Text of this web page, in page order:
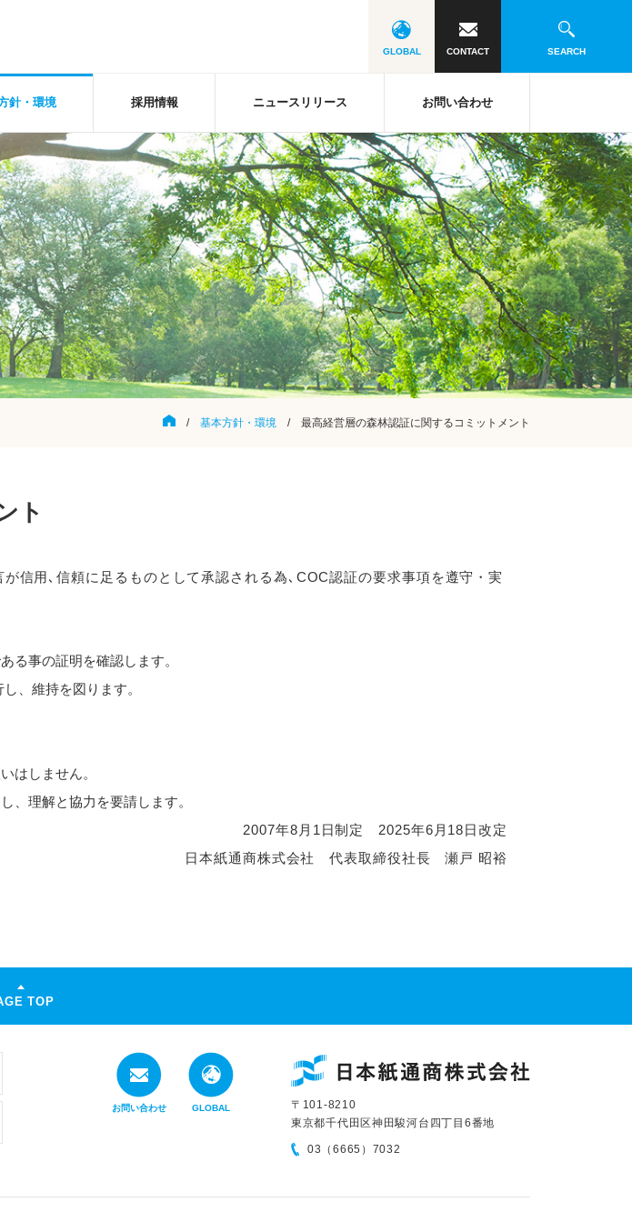
GLOBAL CONTACT SEARCH
針・環境 採用情報 ニュースリリース お問い合わせ
/ 基本方針・環境 / 最高経営層の森林認証に関するコミットメント
ト
信用､信頼に足るものとして承認される為､COC認証の要求事項を遵守・実
る事の証明を確認します。
、維持を図ります。
はしません。
、理解と協力を要請します。
2007年8月1日制定 2025年6月18日改定
日本紙通商株式会社 代表取締役社長 瀬戸 昭裕
TOP
お問い合わせ GLOBAL
〒101-8210
東京都千代田区神田駿河台四丁目6番地
03（6665）7032